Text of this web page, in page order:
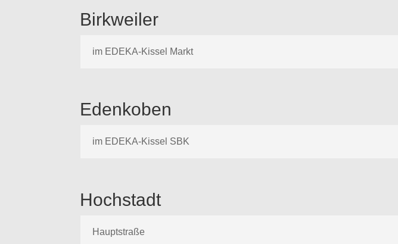
Birkweiler
im EDEKA-Kissel Markt
Edenkoben
im EDEKA-Kissel SBK
Hochstadt
Hauptstraße